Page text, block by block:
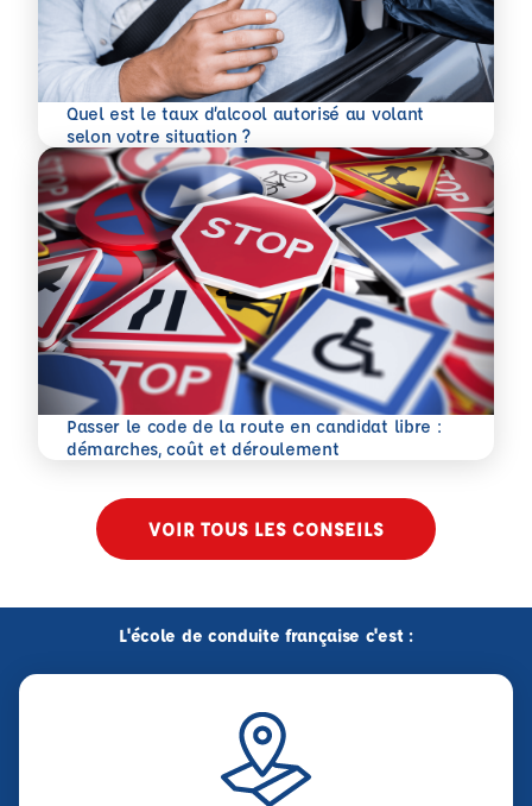
Quel est le taux d’alcool autorisé au volant
selon votre situation ?
En savoir plus
Passer le code de la route en candidat libre :
démarches, coût et déroulement
En savoir plus
VOIR TOUS LES CONSEILS
L'école de conduite française c'est :